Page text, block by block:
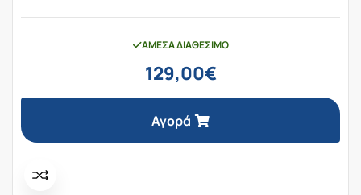
ΆΜΕΣΑ ΔΙΑΘΈΣΙΜΟ
129,00€
Αγορά